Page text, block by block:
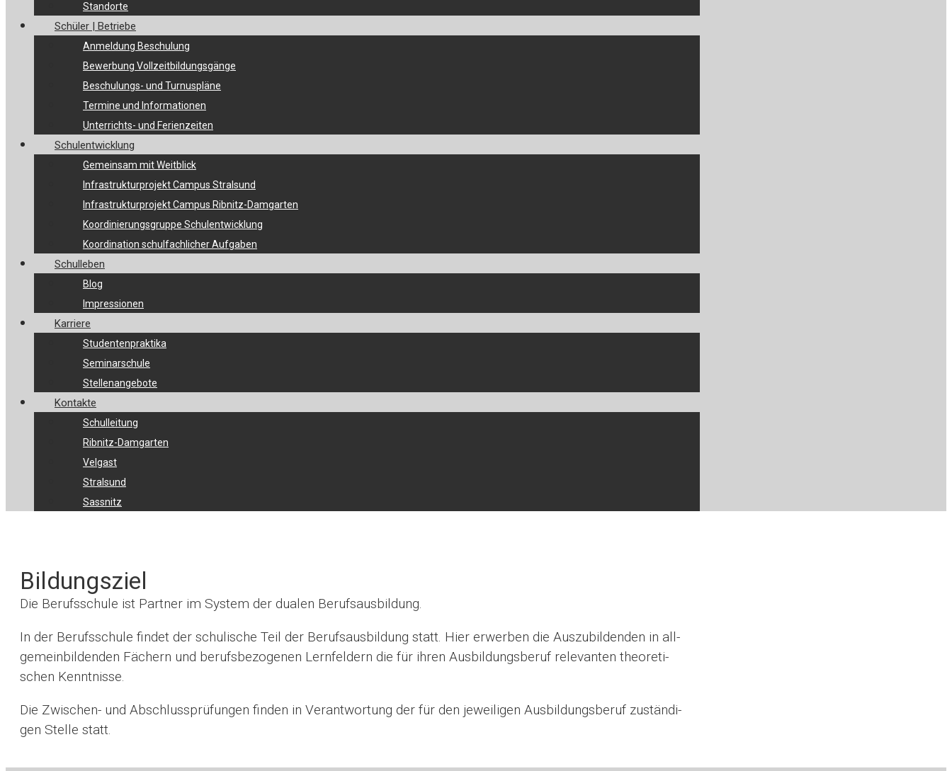
Standorte
Schüler | Betriebe
Anmeldung Beschulung
Bewerbung Vollzeitbildungsgänge
Beschulungs- und Turnuspläne
Termine und Informationen
Unterrichts- und Ferienzeiten
Schulentwicklung
Gemeinsam mit Weitblick
Infrastrukturprojekt Campus Stralsund
Infrastrukturprojekt Campus Ribnitz-Damgarten
Koordinierungsgruppe Schulentwicklung
Koordination schulfachlicher Aufgaben
Schulleben
Blog
Impressionen
Karriere
Studentenpraktika
Seminarschule
Stellenangebote
Kontakte
Schulleitung
Ribnitz-Damgarten
Velgast
Stralsund
Sassnitz
Bildungsziel
Die Berufs­schule ist Part­ner im Sys­tem der dua­len Berufs­aus­bil­dung.
In der Berufs­schule fin­det der schu­li­sche Teil der Berufs­aus­bil­dung statt. Hier erwer­ben die Aus­zu­bil­den­den in all­
ge­mein­bil­den­den Fächern und berufs­be­zo­ge­nen Lern­fel­dern die für ihren Aus­bil­dungs­be­ruf rele­van­ten theo­re­ti­
schen Kennt­nisse.
Die Zwi­schen- und Abschluss­prü­fun­gen fin­den in Ver­ant­wor­tung der für den jewei­li­gen Aus­bil­dungs­be­ruf zustän­di­
gen Stelle statt.